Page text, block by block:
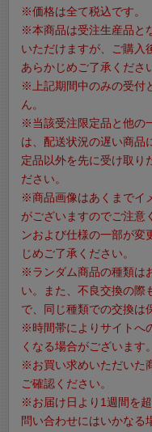
※価格は全て税込です。
※本商品は受注生産品と
いただけますが、ご購入
あらかじめご了承くださ
※上記期間中のみの受付
ん。
※当該受注限定品と他の
は、配送状況の遅い商品
定品以外を先に受け取り
ださい。
※商品画像はあくまでイ
がございますのでご注意
ンおよび仕様の一部が変
じめご了承ください。
※ランダム商品の種類は
い。また、不良交換の際
で、同じ種類での交換は
※時間帯によりサイトへ
くなる場合がございます
※お買い求めいただいた
ご確認ください。
※お届け日より1週間を
問い合わせにはいかなる